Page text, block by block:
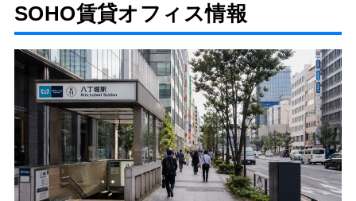
SOHO賃貸オフィス情報